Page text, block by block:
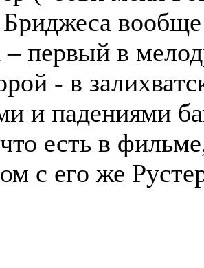
вообще
первый в
- в
и падениями
есть в
с его же